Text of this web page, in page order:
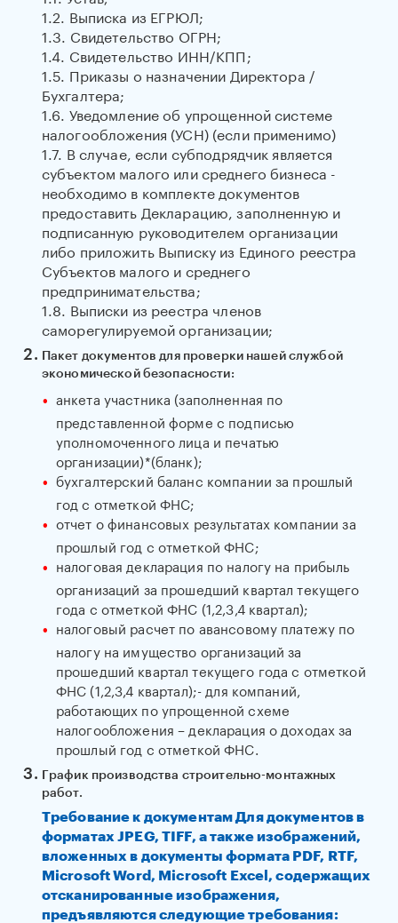
1.2. Выписка из ЕГРЮЛ;
1.3. Свидетельство ОГРН;
1.4. Свидетельство ИНН/КПП;
1.5. Приказы о назначении Директора /
Бухгалтера;
1.6. Уведомление об упрощенной системе
налогообложения (УСН) (если применимо)
1.7. В случае, если субподрядчик является
субъектом малого или среднего бизнеса -
необходимо в комплекте документов
предоставить Декларацию, заполненную и
подписанную руководителем организации
либо приложить Выписку из Единого реестра
Субъектов малого и среднего
предпринимательства;
1.8. Выписки из реестра членов
саморегулируемой организации;
Пакет документов для проверки нашей службой
экономической безопасности:
анкета участника (заполненная по
представленной форме с подписью
уполномоченного лица и печатью
организации)*(бланк);
бухгалтерский баланс компании за прошлый
год с отметкой ФНС;
отчет о финансовых результатах компании за
прошлый год с отметкой ФНС;
налоговая декларация по налогу на прибыль
организаций за прошедший квартал текущего
года с отметкой ФНС (1,2,3,4 квартал);
налоговый расчет по авансовому платежу по
налогу на имущество организаций за
прошедший квартал текущего года с отметкой
ФНС (1,2,3,4 квартал);- для компаний,
работающих по упрощенной схеме
налогообложения – декларация о доходах за
прошлый год с отметкой ФНС.
График производства строительно-монтажных
работ.
Требование к документам Для документов в
форматах JPEG, TIFF, а также изображений,
вложенных в документы формата PDF, RTF,
Microsoft Word, Microsoft Excel, содержащих
отсканированные изображения,
предъявляются следующие требования: